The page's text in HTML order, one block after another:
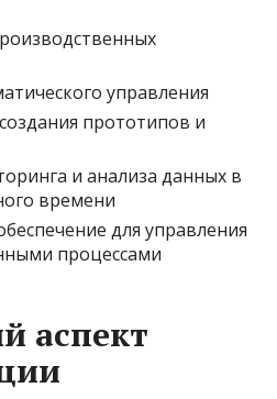
управления
прототипов и
и анализа данных в
времени
для управления
процессами
аспект